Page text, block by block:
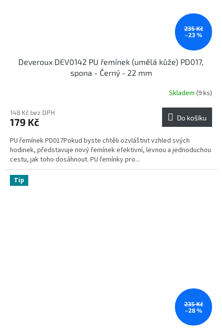
235 Kč
–23 %
Deveroux DEV0142 PU řemínek (umělá kůže) PD017,
spona - Černý - 22 mm
Skladem (9 ks)
148 Kč bez DPH
179 Kč Do košíku
PU řemínek PD017Pokud byste chtěli ozvláštnit vzhled svých
hodinek, představuje nový řemínek efektivní, levnou a jednoduchou
cestu, jak toho dosáhnout. PU řemínky pro...
Tip
235 Kč
–28 %